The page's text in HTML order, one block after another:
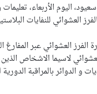
اليوم الأربعاء،
العشوائي للنفايات
العشوائي عبر المفارغ
لاسيما الاشخاص
و الدوائر بالمراقبة